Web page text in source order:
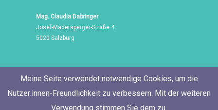
Mag. Claudia Dabringer
Josef-Madersperger-Straße 4
5020 Salzburg
Meine Seite verwendet notwendige Cookies, um die
Nutzer:innen-Freundlichkeit zu verbessern. Mit der weiteren
Verwendung stimmen Sie dem zu.